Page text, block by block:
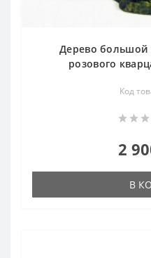
Дерево большой
розового
Код
2
В